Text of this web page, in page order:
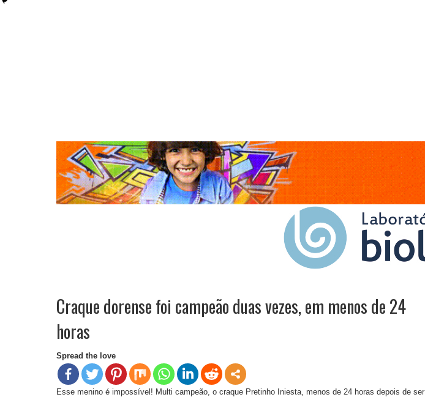
Craque dorense foi campeão duas vezes, em menos de 24
horas
Spread the love
Esse menino é impossível! Multi campeão, o craque Pretinho Iniesta, menos de 24 horas depois de ser